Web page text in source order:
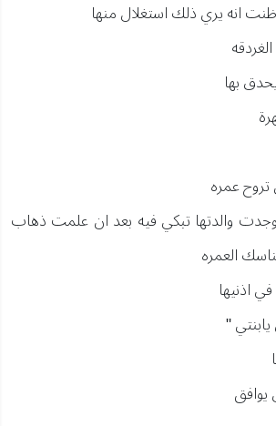
انه يري ذلك استغلال منها
بها
عمره
وجدت والدتها تبكي فيه بعد ان علمت ذهاب
العمره
اذنيها
"